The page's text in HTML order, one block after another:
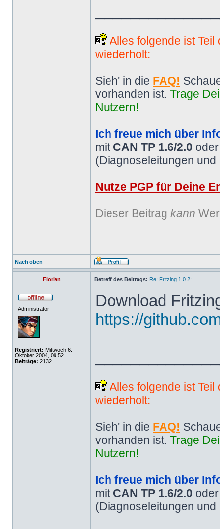
Alles folgende ist
wiederholt:
Sieh' in die FAQ!
vorhanden ist. Trage
Nutzern!
Ich freue mich über
mit CAN TP 1.6/2.0
(Diagnoseleitungen
Nutze PGP für Deine
Dieser Beitrag kann
Nach oben
Florian Betreff des Beitrags: Re: Fritzing 1.0.2:
Administrator
Registriert: Mittwoch 6.
Oktober 2004, 09:52
Beiträge: 2132
Download
https://
Alles folgende ist
wiederholt:
Sieh' in die FAQ!
vorhanden ist. Trage
Nutzern!
Ich freue mich über
mit CAN TP 1.6/2.0
(Diagnoseleitungen